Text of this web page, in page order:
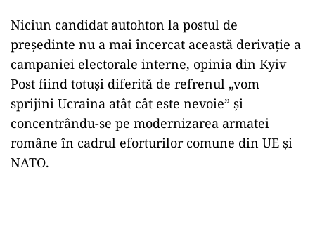
Niciun candidat autohton la postul de
președinte nu a mai încercat această derivație a
campaniei electorale interne, opinia din Kyiv
Post fiind totuși diferită de refrenul „vom
sprijini Ucraina atât cât este nevoie” și
concentrându-se pe modernizarea armatei
române în cadrul eforturilor comune din UE și
NATO.